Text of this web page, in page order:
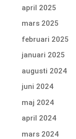
april 2025
mars 2025
februari 2025
januari 2025
augusti 2024
juni 2024
maj 2024
april 2024
mars 2024